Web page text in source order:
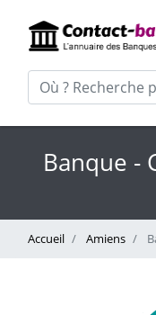
Banque -
Accueil Amiens